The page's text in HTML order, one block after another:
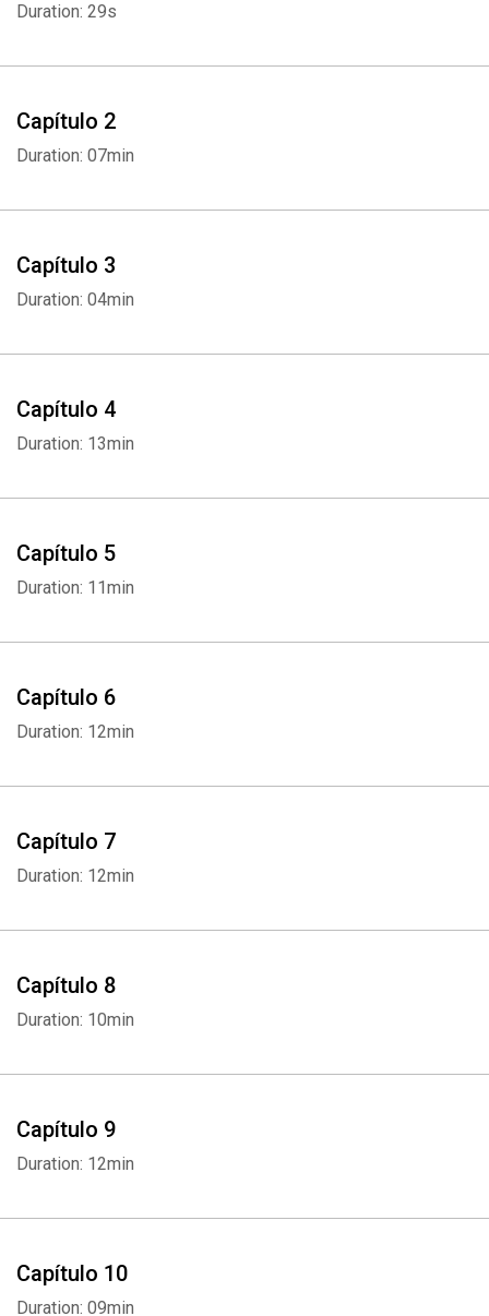
Duration: 29s
Capítulo 2
Duration: 07min
Capítulo 3
Duration: 04min
Capítulo 4
Duration: 13min
Capítulo 5
Duration: 11min
Capítulo 6
Duration: 12min
Capítulo 7
Duration: 12min
Capítulo 8
Duration: 10min
Capítulo 9
Duration: 12min
Capítulo 10
Duration: 09min